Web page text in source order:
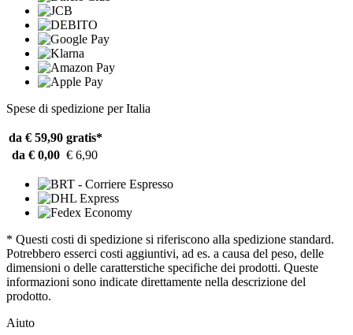
Spese di spedizione per Italia
da € 59,90 gratis*
da € 0,00 € 6,90
* Questi costi di spedizione si riferiscono alla spedizione standard.
Potrebbero esserci costi aggiuntivi, ad es. a causa del peso, delle
dimensioni o delle caratterstiche specifiche dei prodotti. Queste
informazioni sono indicate direttamente nella descrizione del
prodotto.
Aiuto